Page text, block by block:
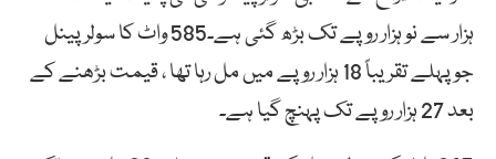
ہزار سے نو ہزار روپے تک بڑھ گئی ہے۔585 واٹ کا سولر پینل
جو پہلے تقریباً 18 ہزار روپے میں مل رہا تھا ، قیمت بڑھنے کے
بعد 27 ہزار روپے تک پہنچ گیا ہے۔